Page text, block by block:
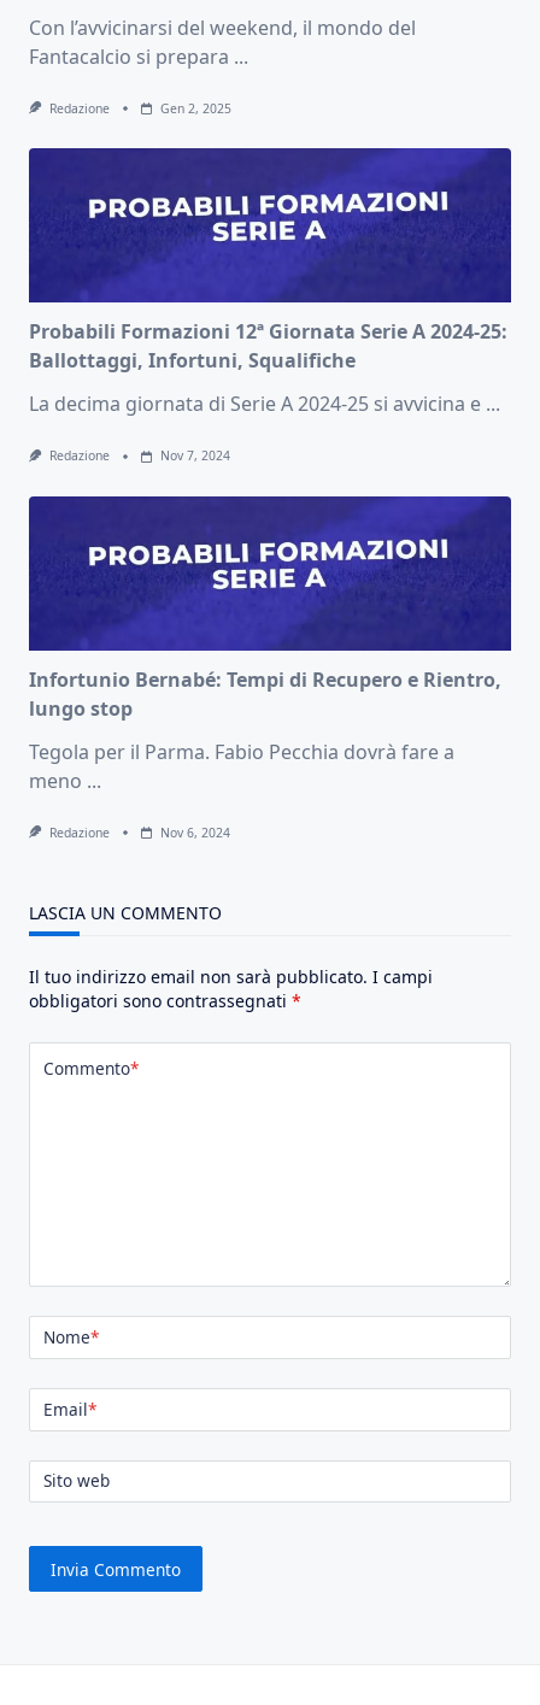
Con l’avvicinarsi del weekend, il mondo del
Fantacalcio si prepara ...
Redazione Gen 2, 2025
Probabili Formazioni 12ª Giornata Serie A 2024-25:
Ballottaggi, Infortuni, Squalifiche
La decima giornata di Serie A 2024-25 si avvicina e ...
Redazione Nov 7, 2024
Infortunio Bernabé: Tempi di Recupero e Rientro,
lungo stop
Tegola per il Parma. Fabio Pecchia dovrà fare a
meno ...
Redazione Nov 6, 2024
LASCIA UN COMMENTO
Il tuo indirizzo email non sarà pubblicato. I campi
obbligatori sono contrassegnati *
Commento*
Nome*
Email*
Sito web